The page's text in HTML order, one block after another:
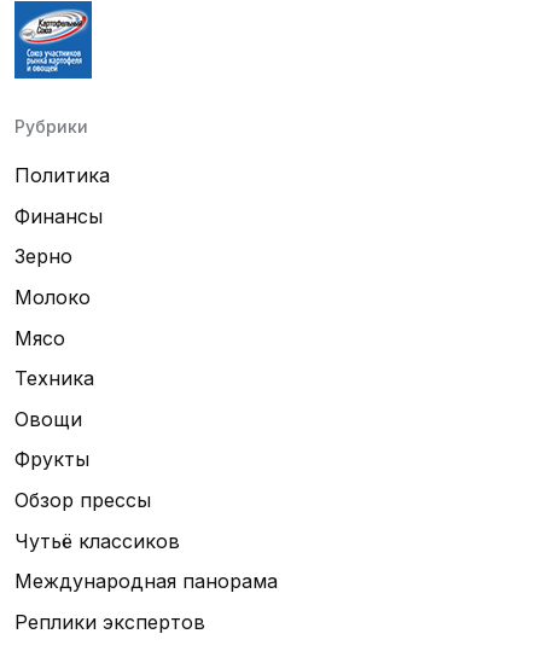
Рубрики
Политика
Финансы
Зерно
Молоко
Мясо
Техника
Овощи
Фрукты
Обзор прессы
Чутьё классиков
Международная панорама
Реплики экспертов